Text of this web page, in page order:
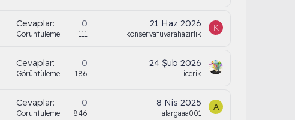
Cevaplar 0
Görüntüleme 111
21 Haz 2026
konservatuvarahazirlik
K
Cevaplar 0
Görüntüleme 186
24 Şub 2026
icerik
Cevaplar 0
Görüntüleme 846
8 Nis 2025
alargaaa001
A